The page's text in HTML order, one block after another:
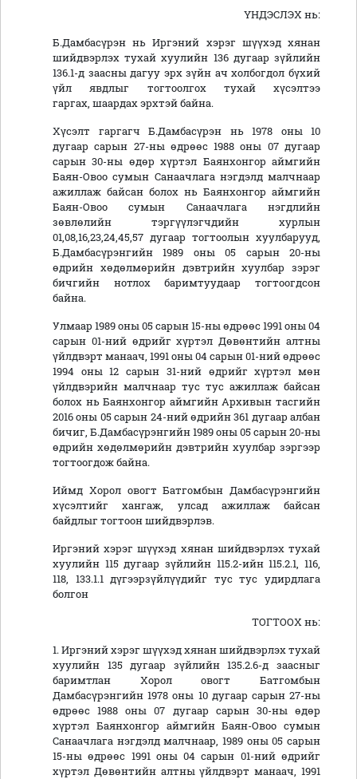
ҮНДЭСЛЭХ нь:
Б.Дамбасүрэн нь Иргэний хэрэг шүүхэд хянан
шийдвэрлэх тухай хуулийн 136 дугаар зүйлийн
136.1-д заасны дагуу эрх зүйн ач холбогдол бүхий
үйл явдлыг тогтоолгох тухай хүсэлтээ
гаргах, шаардах эрхтэй байна.
Хүсэлт гаргагч Б.Дамбасүрэн нь 1978 оны 10
дугаар сарын 27-ны өдрөөс 1988 оны 07 дугаар
сарын 30-ны өдөр хүртэл Баянхонгор аймгийн
Баян-Овоо сумын Санаачлага нэгдэлд малчнаар
ажиллаж байсан болох нь Баянхонгор аймгийн
Баян-Овоо сумын Санаачлага нэгдлийн
зөвлөлийн тэргүүлэгчдийн хурлын
01,08,16,23,24,45,57 дугаар тогтоолын хуулбарууд,
Б.Дамбасүрэнгийн 1989 оны 05 сарын 20-ны
өдрийн хөдөлмөрийн дэвтрийн хуулбар зэрэг
бичгийн нотлох баримтуудаар тогтоогдсон
байна.
Улмаар 1989 оны 05 сарын 15-ны өдрөөс 1991 оны 04
сарын 01-ний өдрийг хүртэл Дөвөнтийн алтны
үйлдвэрт манаач, 1991 оны 04 сарын 01-ний өдрөөс
1994 оны 12 сарын 31-ний өдрийг хүртэл мөн
үйлдвэрийн малчнаар тус тус ажиллаж байсан
болох нь Баянхонгор аймгийн Архивын тасгийн
2016 оны 05 сарын 24-ний өдрийн 361 дугаар албан
бичиг, Б.Дамбасүрэнгийн 1989 оны 05 сарын 20-ны
өдрийн хөдөлмөрийн дэвтрийн хуулбар зэргээр
тогтоогдож байна.
Иймд Хорол овогт Батгомбын Дамбасүрэнгийн
хүсэлтийг хангаж, улсад ажиллаж байсан
байдлыг тогтоон шийдвэрлэв.
Иргэний хэрэг шүүхэд хянан шийдвэрлэх тухай
хуулийн 115 дугаар зүйлийн 115.2-ийн 115.2.1, 116,
118, 133.1.1 дүгээрзүйлүүдийг тус тус удирдлага
болгон
ТОГТООХ нь:
1. Иргэний хэрэг шүүхэд хянан шийдвэрлэх тухай
хуулийн 135 дугаар зүйлийн 135.2.6-д заасныг
баримтлан Хорол овогт Батгомбын
Дамбасүрэнгийн 1978 оны 10 дугаар сарын 27-ны
өдрөөс 1988 оны 07 дугаар сарын 30-ны өдөр
хүртэл Баянхонгор аймгийн Баян-Овоо сумын
Санаачлага нэгдэлд малчнаар, 1989 оны 05 сарын
15-ны өдрөөс 1991 оны 04 сарын 01-ний өдрийг
хүртэл Дөвөнтийн алтны үйлдвэрт манаач, 1991